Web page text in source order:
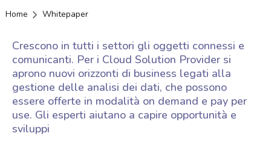
Home Whitepaper
Crescono in tutti i settori gli oggetti connessi e
comunicanti. Per i Cloud Solution Provider si
aprono nuovi orizzonti di business legati alla
gestione delle analisi dei dati, che possono
essere offerte in modalità on demand e pay per
use. Gli esperti aiutano a capire opportunità e
sviluppi